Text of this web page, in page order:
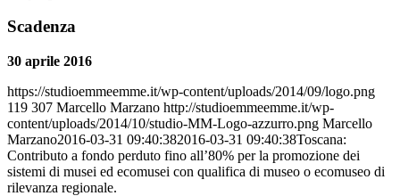
Scadenza
30 aprile 2016
https://studioemmeemme.it/wp-content/uploads/2014/09/logo.png
119 307 Marcello Marzano http://studioemmeemme.it/wp-
content/uploads/2014/10/studio-MM-Logo-azzurro.png Marcello
Marzano2016-03-31 09:40:382016-03-31 09:40:38Toscana:
Contributo a fondo perduto fino all’80% per la promozione dei
sistemi di musei ed ecomusei con qualifica di museo o ecomuseo di
rilevanza regionale.